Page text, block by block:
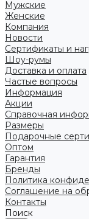
Мужские
Женские
Компания
Новости
Сертификаты и
Шоу-румы
Доставка и оплата
Частые вопросы
Информация
Акции
Справочная
Размеры
Подарочные
Оптом
Гарантия
Бренды
Политика
Соглашение на
Контакты
Поиск